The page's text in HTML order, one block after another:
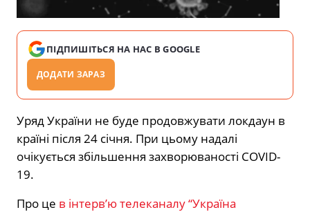
ПІДПИШІТЬСЯ НА НАС В GOOGLE
ДОДАТИ ЗАРАЗ
Уряд України не буде продовжувати локдаун в
країні після 24 січня. При цьому надалі
очікується збільшення захворюваності COVID-
19.
Про це в інтерв’ю телеканалу “Україна